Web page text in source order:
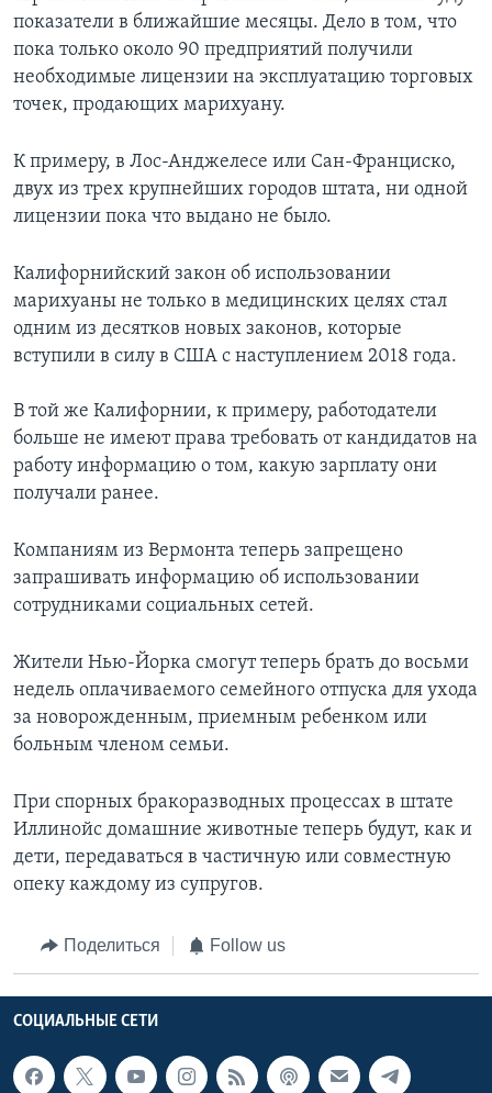
показатели в ближайшие месяцы. Дело в том, что
пока только около 90 предприятий получили
необходимые лицензии на эксплуатацию торговых
точек, продающих марихуану.
К примеру, в Лос-Анджелесе или Сан-Франциско,
двух из трех крупнейших городов штата, ни одной
лицензии пока что выдано не было.
Калифорнийский закон об использовании
марихуаны не только в медицинских целях стал
одним из десятков новых законов, которые
вступили в силу в США с наступлением 2018 года.
В той же Калифорнии, к примеру, работодатели
больше не имеют права требовать от кандидатов на
работу информацию о том, какую зарплату они
получали ранее.
Компаниям из Вермонта теперь запрещено
запрашивать информацию об использовании
сотрудниками социальных сетей.
Жители Нью-Йорка смогут теперь брать до восьми
недель оплачиваемого семейного отпуска для ухода
за новорожденным, приемным ребенком или
больным членом семьи.
При спорных бракоразводных процессах в штате
Иллинойс домашние животные теперь будут, как и
дети, передаваться в частичную или совместную
опеку каждому из супругов.
Поделиться Follow us
СОЦИАЛЬНЫЕ СЕТИ